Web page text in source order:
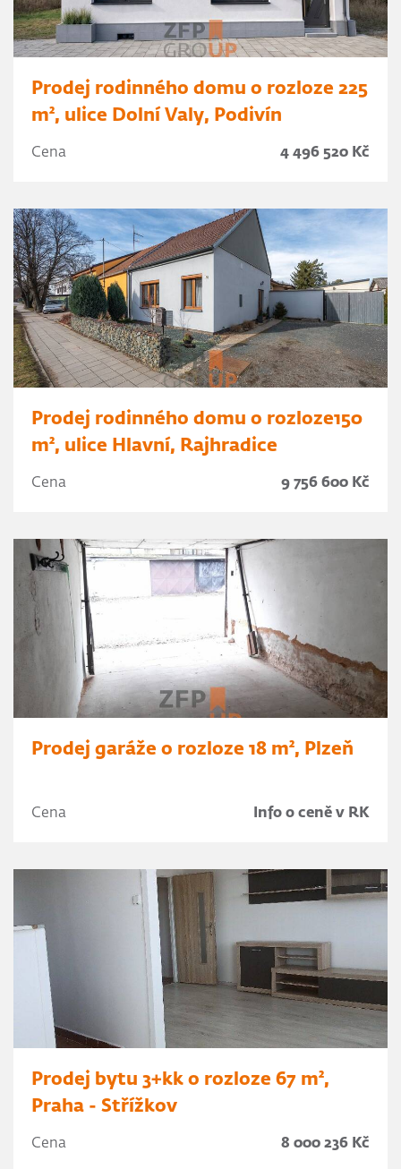
Prodej rodinného domu o rozloze 225
m², ulice Dolní Valy, Podivín
Cena 4 496 520 Kč
Prodej rodinného domu o rozloze150
m², ulice Hlavní, Rajhradice
Cena 9 756 600 Kč
Prodej garáže o rozloze 18 m², Plzeň
Cena Info o ceně v RK
Prodej bytu 3+kk o rozloze 67 m²,
Praha - Střížkov
Cena 8 000 236 Kč